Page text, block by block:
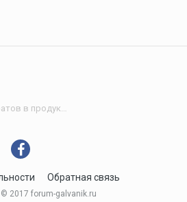
Честно о нитратомерах, нитрат тестерах и об определении нитратов в продуктах
Обратная связь
2017 forum-galvanik.ru